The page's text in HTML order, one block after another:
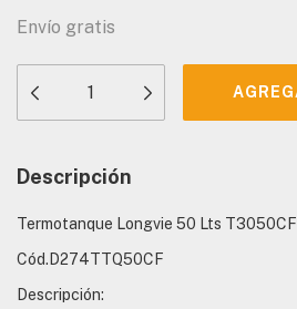
Envío gratis
Descripción
Termotanque Longvie 50 Lts T3050CF
Cód.D274TTQ50CF
Descripción: